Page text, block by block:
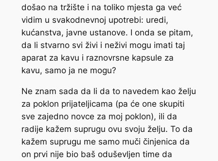
došao na tržište i na toliko mjesta ga već
vidim u svakodnevnoj upotrebi: uredi,
kućanstva, javne ustanove. I onda se pitam,
da li stvarno svi živi i neživi mogu imati taj
aparat za kavu i raznovrsne kapsule za
kavu, samo ja ne mogu?
Ne znam sada da li da to navedem kao želju
za poklon prijateljicama (pa će one skupiti
sve zajedno novce za moj poklon), ili da
radije kažem suprugu ovu svoju želju. To da
kažem suprugu me samo muči činjenica da
on prvi nije bio baš oduševljen time da